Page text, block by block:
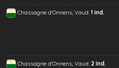
Chassagne d'Onnens, Vaud: 1 ind.
Chassagne d'Onnens, Vaud: 2 ind.